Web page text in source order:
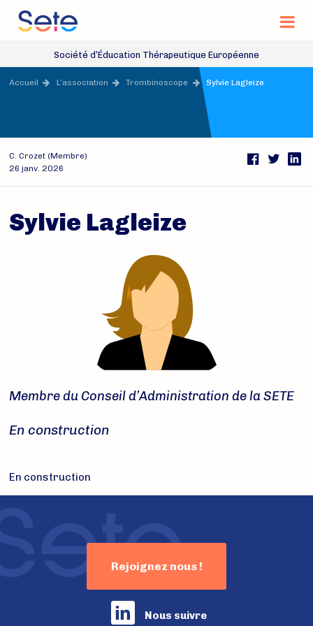
Site officiel de la Société d’Éducation
Société d’Éducation Thérapeutique Européenne
Accueil L’association Trombinoscope Sylvie Lagleize
C. Crozet (Membre)
26 janv. 2026
Sylvie Lagleize
Membre du Conseil d’Administration de la SETE
En construction
En construction
Rejoignez nous !
Nous suivre